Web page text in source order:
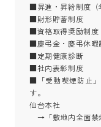
■昇進・昇給制度（
■財形貯蓄制度
■資格取得奨励制度
■慶弔金・慶弔休暇
■定期健康診断
■社内表彰制度
■「受動喫煙防止
す。
仙台本社
→「敷地内全面禁